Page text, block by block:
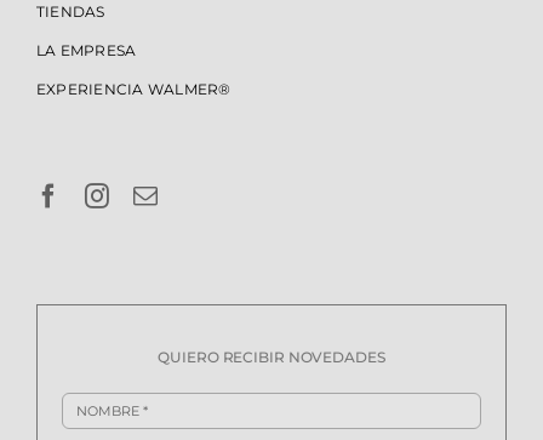
TIENDAS
LA EMPRESA
EXPERIENCIA WALMER®
QUIERO RECIBIR NOVEDADES